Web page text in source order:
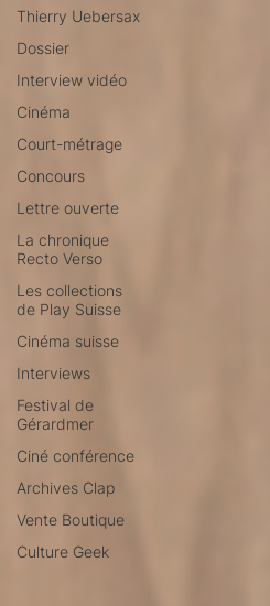
Thierry Uebersax
Dossier
Interview vidéo
Cinéma
Court-métrage
Concours
Lettre ouverte
La chronique
Recto Verso
Les collections
de Play Suisse
Cinéma suisse
Interviews
Festival de
Gérardmer
Ciné conférence
Archives Clap
Vente Boutique
Culture Geek